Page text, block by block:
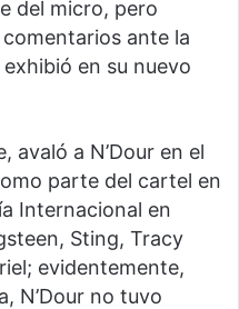
del micro, pero
ante la
en su nuevo
avaló a N’Dour en el
parte del cartel en
Internacional en
Sting, Tracy
evidentemente,
N’Dour no tuvo